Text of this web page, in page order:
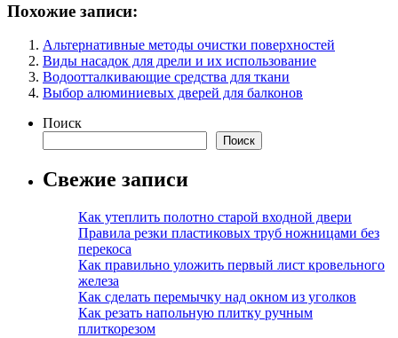
Похожие записи:
Альтернативные методы очистки поверхностей
Виды насадок для дрели и их использование
Водоотталкивающие средства для ткани
Выбор алюминиевых дверей для балконов
Поиск
Поиск
Свежие записи
Как утеплить полотно старой входной двери
Правила резки пластиковых труб ножницами без
перекоса
Как правильно уложить первый лист кровельного
железа
Как сделать перемычку над окном из уголков
Как резать напольную плитку ручным
плиткорезом